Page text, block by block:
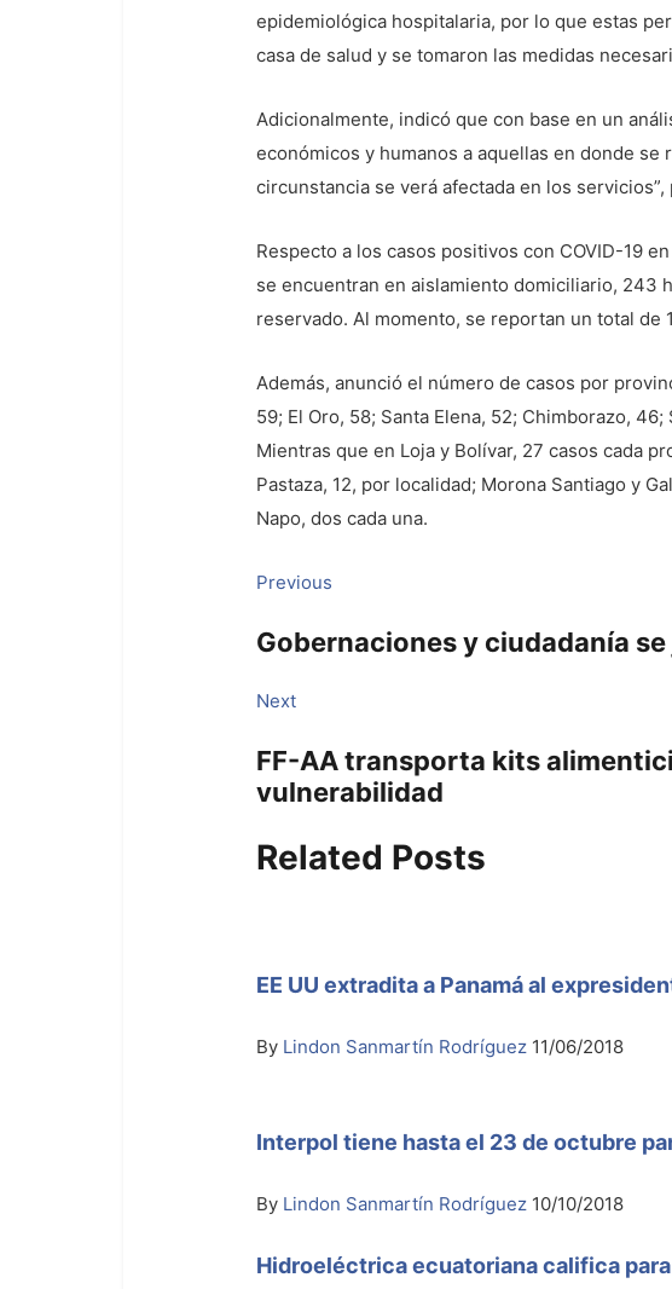
epidemiológica hospitalaria, por lo que estas
casa de salud y se tomaron las medidas
Adicionalmente, indicó que con base en un
económicos y humanos a aquellas en donde
circunstancia se verá afectada en los servicios”,
Respecto a los casos positivos con COVID-19
se encuentran en aislamiento domiciliario, 243
reservado. Al momento, se reportan un total de
Además, anunció el número de casos por
59; El Oro, 58; Santa Elena, 52; Chimborazo,
Mientras que en Loja y Bolívar, 27 casos cada
Pastaza, 12, por localidad; Morona Santiago y
Napo, dos cada una.
Navegación
de
Previous
Gobernaciones y ciudadanía
NextNext
FF-AA transporta kits
vulnerabilidad
Related Posts
EE UU extradita a Panamá al
By Lindon Sanmartín Rodríguez 11/06/2018
Interpol tiene hasta el 23 de octubre
By Lindon Sanmartín Rodríguez 10/10/2018
Hidroeléctrica ecuatoriana califica